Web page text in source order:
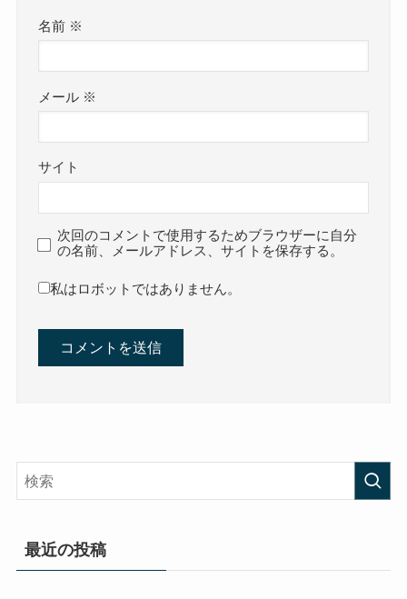
名前 ※
メール ※
サイト
次回のコメントで使用するためブラウザーに自分
の名前、メールアドレス、サイトを保存する。
私はロボットではありません。
最近の投稿